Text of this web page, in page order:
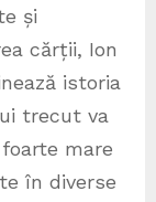
și
cărții, Ion
istoria
trecut va
mare
în diverse